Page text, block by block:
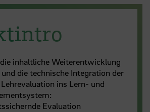
inhaltliche Weiterentwicklung
und die technische Integration der
ins Lern- und
Evaluation